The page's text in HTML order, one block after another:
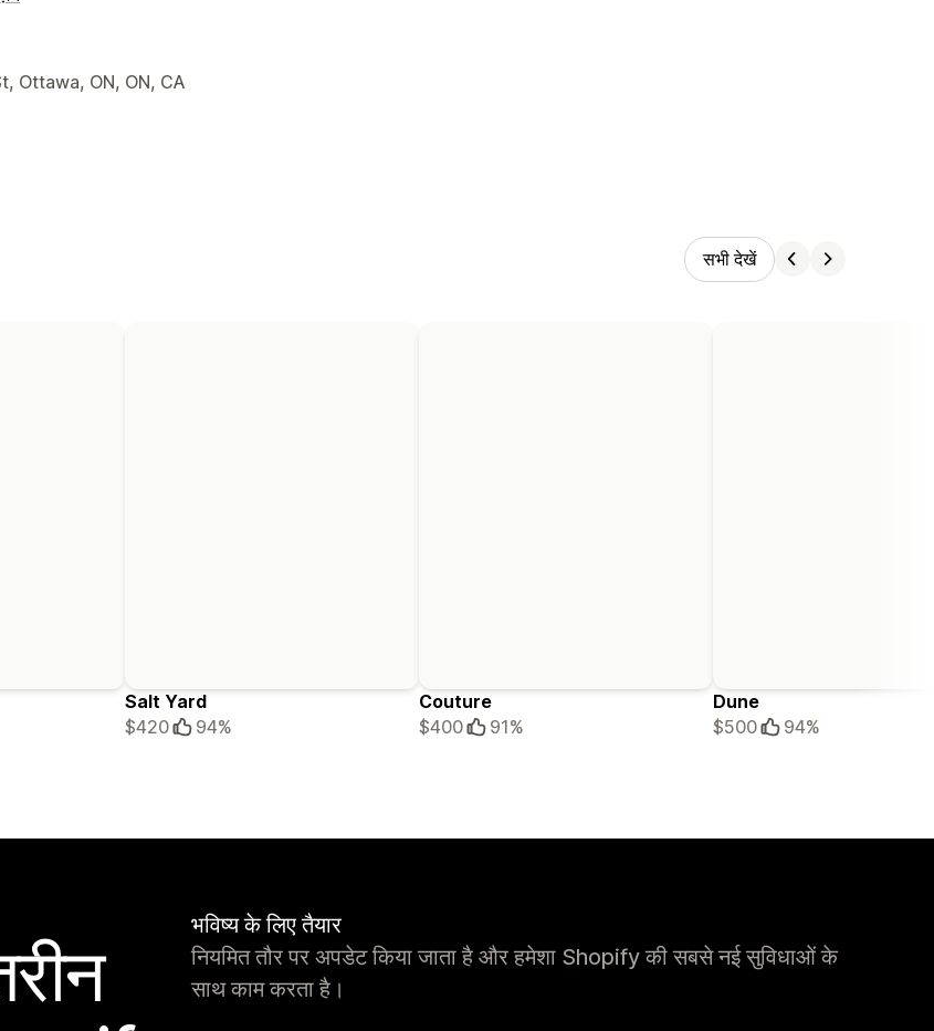
जानकारी
Ottawa, ON, ON, CA
सभी देखें
Salt Yard
$420
94%
Couture
$400
91%
Dune
$500
94%
भविष्य के लिए तैयार
नियमित तौर पर अपडेट किया जाता है और हमेशा Shopify की सबसे नई सुविधाओं के
साथ काम करता है।